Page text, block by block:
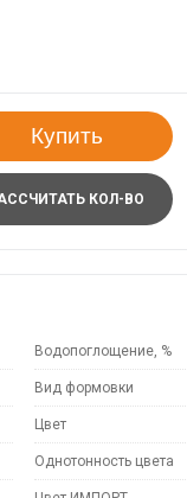
Купить
КОЛ-ВО
Водопоглощение, %
Вид формовки
Цвет
Однотонность цвета